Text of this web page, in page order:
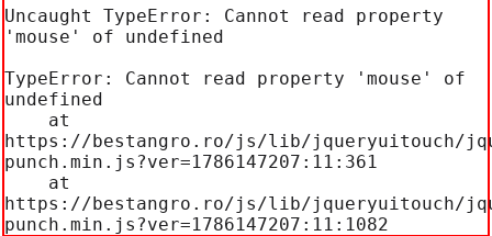
Uncaught TypeError: Cannot read property
'mouse' of undefined
TypeError: Cannot read property 'mouse' of
undefined
https://bestangro.ro/js/lib/jqueryuitouch/
punch.min.js?ver=1786147207:11:361
https://bestangro.ro/js/lib/jqueryuitouch/
punch.min.js?ver=1786147207:11:1082